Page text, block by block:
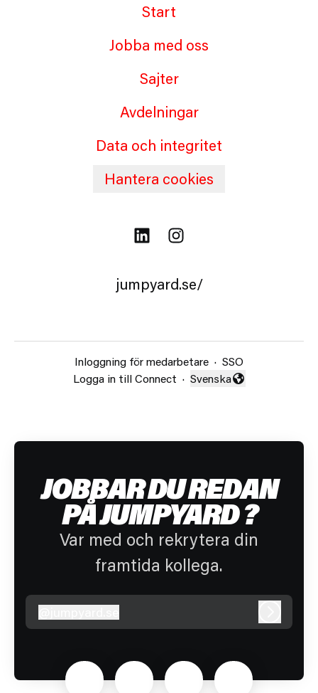
Start
Jobba med oss
Sajter
Avdelningar
Data och integritet
Hantera cookies
jumpyard.se/
Inloggning för medarbetare · SSO
Logga in till Connect · Byt språk
Svenska
JOBBAR DU REDAN
PÅ JUMPYARD ?
Var med och rekrytera din
framtida kollega.
jumpyard.se